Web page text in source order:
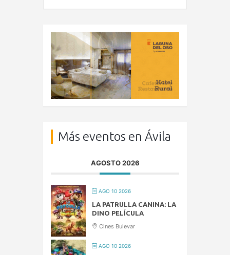
Más eventos en Ávila
AGOSTO 2026
AGO 10 2026
LA PATRULLA CANINA: LA
DINO PELÍCULA
Cines Bulevar
AGO 10 2026